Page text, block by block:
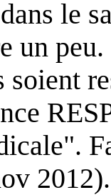
le
un
2012).